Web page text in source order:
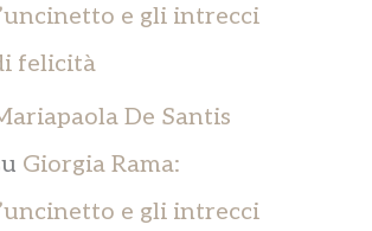
e gli intrecci
felicità
De Santis
Giorgia Rama:
e gli intrecci